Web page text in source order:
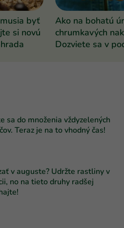
byť
si novú
Ako na bohatú
chrumkavých
Dozviete sa v
sa do množenia vždyzelených
Teraz je na to vhodný čas!
v auguste? Udržte rastliny v
no na tieto druhy radšej